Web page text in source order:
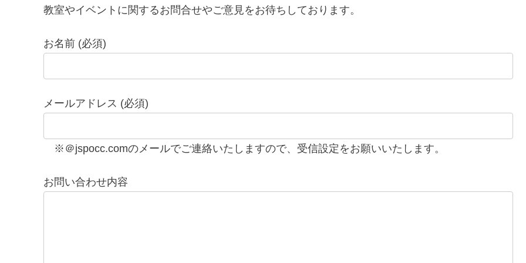
教室やイベントに関するお問合せやご意見をお待ちしております。
お名前 (必須)
メールアドレス (必須)
※＠jspocc.comのメールでご連絡いたしますので、受信設定をお願いいたします。
お問い合わせ内容